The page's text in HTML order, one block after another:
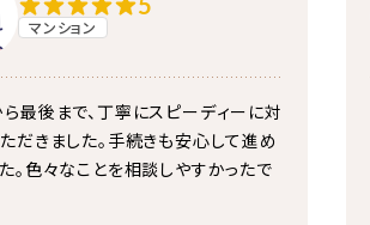
マンション
最後まで、丁寧にスピーディーに対
だきました。手続きも安心して進め
。色々なことを相談しやすかったで